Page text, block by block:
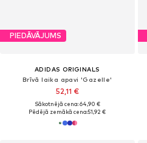
PIEDĀVĀJUMS
ADIDAS ORIGINALS
Brīvā laika apavi 'Gazelle'
52,11 €
Sākotnējā cena: 64,90 €
Pēdējā zemākā cena:51,92 €